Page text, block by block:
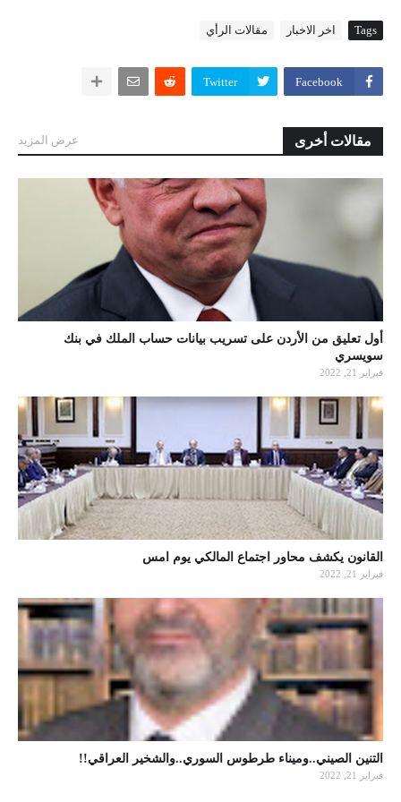
Tags اخر الاخبار مقالات الرأي
Facebook
Twitter
مقالات أخرى عرض المزيد
أول تعليق من الأردن على تسريب بيانات حساب الملك في بنك
سويسري
فبراير 21, 2022
القانون يكشف محاور اجتماع المالكي يوم امس
فبراير 21, 2022
التنين الصيني..وميناء طرطوس السوري..والشخير العراقي!!
فبراير 21, 2022